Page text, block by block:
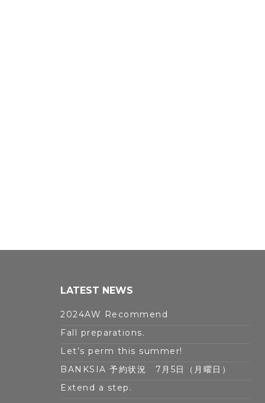
LATEST NEWS
2024AW Recommend
Fall preparations.
Let’s perm this summer!
BANKSIA 予約状況 7月5日（月曜日）
Extend a step.